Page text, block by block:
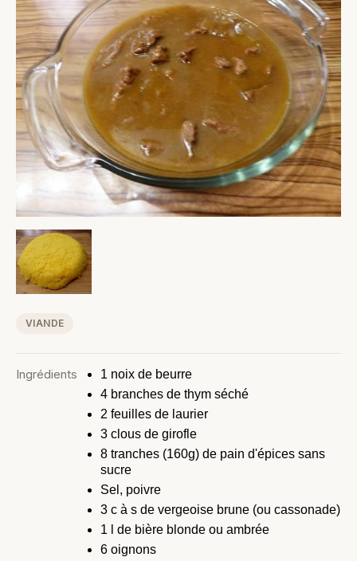
VIANDE
Ingrédients
1 noix de beurre
4 branches de thym séché
2 feuilles de laurier
3 clous de girofle
8 tranches (160g) de pain d'épices sans
sucre
Sel, poivre
3 c à s de vergeoise brune (ou cassonade)
1 l de bière blonde ou ambrée
6 oignons